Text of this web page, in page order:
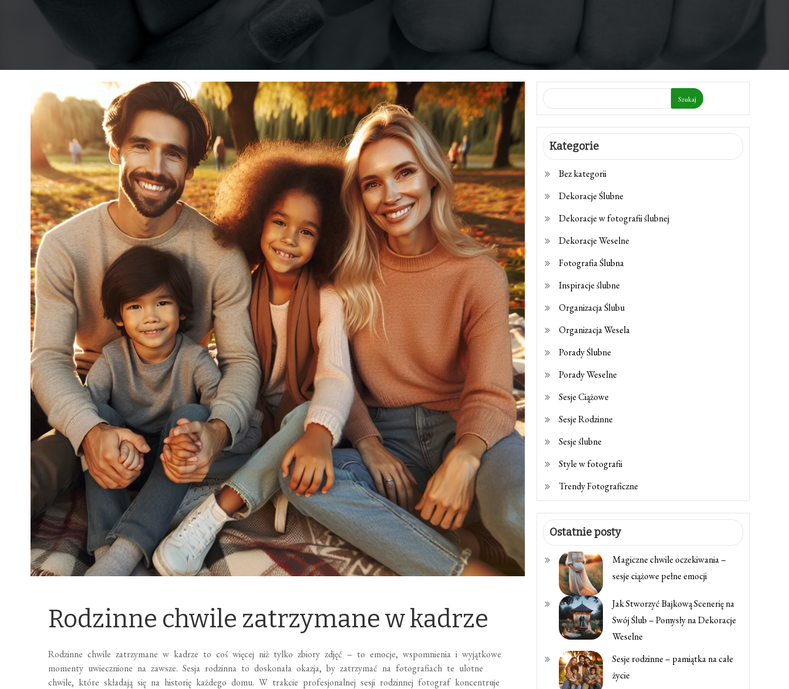
Rodzinne chwile zatrzymane w kadrze
Rodzinne chwile zatrzymane w kadrze to coś więcej niż tylko zbiory zdjęć – to emocje, wspomnienia i wyjątkowe
momenty uwiecznione na zawsze. Sesja rodzinna to doskonała okazja, by zatrzymać na fotografiach te ulotne
chwile, które składają się na historię każdego domu. W trakcie profesjonalnej sesji rodzinnej fotograf koncentruje
Szukaj
Kategorie
Bez kategorii
Dekoracje Ślubne
Dekoracje w fotografii ślubnej
Dekoracje Weselne
Fotografia Ślubna
Inspiracje ślubne
Organizacja Ślubu
Organizacja Wesela
Porady Ślubne
Porady Weselne
Sesje Ciążowe
Sesje Rodzinne
Sesje ślubne
Style w fotografii
Trendy Fotograficzne
Ostatnie posty
Magiczne chwile oczekiwania –
sesje ciążowe pełne emocji
Jak Stworzyć Bajkową Scenerię na
Swój Ślub – Pomysły na Dekoracje
Weselne
Sesje rodzinne – pamiątka na całe
życie